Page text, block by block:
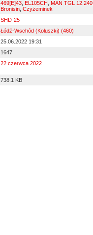
469[E]43 EL105CH MAN TGL 12.240
Bronisin Czyżeminek
SHD-25
Łódź-Wschód (Koluszki) (460)
25.06.2022 19:31
1647
22 czerwca 2022
738.1 KB